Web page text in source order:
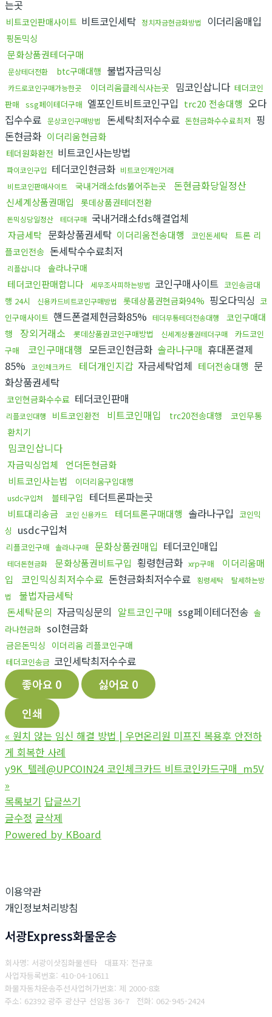
는곳
비트코인판매사이트 비트코인세탁 정치자금현금화방법 이더리움매입
핑돈믹싱
문화상품권테더구매
문상테더전환 btc구매대행 불법자금믹싱
카드로코인구매가능한곳 이더리움클레식사는곳 밈코인삽니다 테더코인
판매 ssg페이테더구매 엘포인트비트코인구입 trc20 전송대행 오다
집수수료 문상코인구매방법 돈세탁최저수수료 돈현금화수수료최저 핑
돈현금화 이더리움현금화
테더원화환전 비트코인사는방법
파이코인구입 테더코인현금화 비트코인개인거래
비트코인판매사이트
국내거래소fds뚫어주는곳 돈현금화당일정산
신세계상품권매입 롯데상품권테더전환
돈믹싱당일정산 테더구매 국내거래소fds해결업체
자금세탁 문화상품권세탁 이더리움전송대행 코인돈세탁
트론 리
플코인전송 돈세탁수수료최저
리플삽니다 솔라나구매
테더코인판매합니다 세무조사피하는방법 코인구매사이트 코인송금대
행 24시
신용카드비트코인구매방법 롯데상품권현금화94% 핑오다믹싱 코
인구매사이트 핸드폰결제현금화85% 테더무통테더전송대행
코인구매대
행
장외거래소 롯데상품권코인구매방법 신세계상품권테더구매
카드코인
구매
코인구매대행 모든코인현금화 솔라나구매 휴대폰결제
85%
코인체크카드 테더개인지갑 자금세탁업체 테더전송대행 문
화상품권세탁
코인현금화수수료 테더코인판매
리플코인대행 비트코인환전 비트코인매입 trc20전송대행
코인무통
환치기
밈코인삽니다
자금믹싱업체
언더돈현금화
비트코인사는법
이더리움구입대행
usdc구입처 블테구입 테더트론파는곳
비트대리송금 코인 신용카드 테더트론구매대행 솔라나구입
코인믹
싱
usdc구입처
리플코인구매 솔라나구매 문화상품권매입 테더코인매입
테더돈현금화 문화상품권비트구입 횡령현금화 xrp구매
이더리움매
입
코인믹싱최저수수료 돈현금화최저수수료 횡령세탁
탈세하는방
법
불법자금세탁
돈세탁문의 자금믹싱문의 알트코인구매 ssg페이테더전송 솔
라나현금화 sol현금화
금은돈믹싱 이더리움 리플코인구매
테더코인송금 코인세탁최저수수료
좋아요 0 싫어요 0
인쇄
« 원치 않는 임신 해결 방법 | 우먼온리원 미프진 복용후 안전하
게 회복한 사례
y9K_텔레@UPCOIN24 코인체크카드 비트코인카드구매_m5V
»
목록보기 답글쓰기
글수정 글삭제
Powered by KBoard
이용약관
개인정보처리방침
서광Express화물운송
회사명: 서광이삿짐화물센타 대표자: 전규호
사업자등록번호: 410-04-10611
화물자동차운송주선사업허가번호: 제 2000-8호
주소: 62392 광주 광산구 선암동 36-7 전화: 062-945-2424